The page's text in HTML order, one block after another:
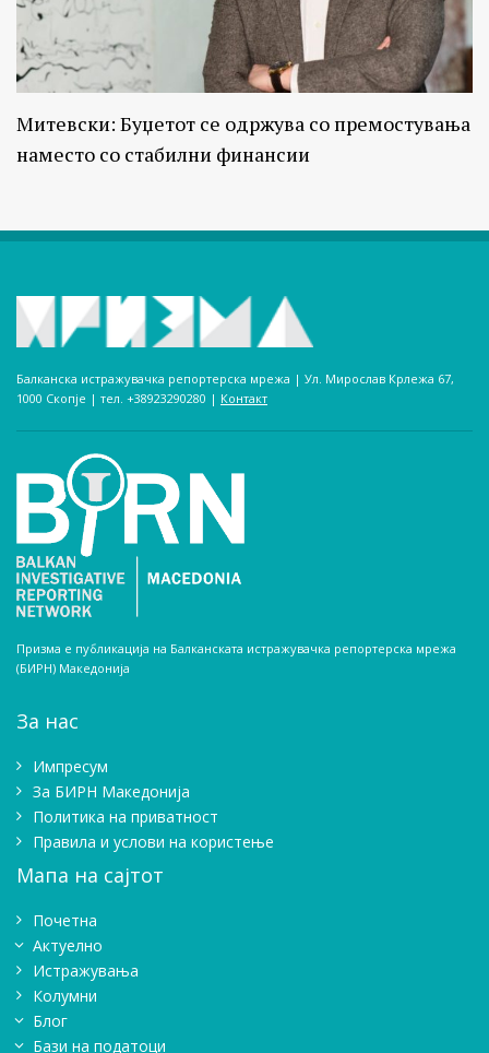
Митевски: Буџетот се одржува со премостувања
наместо со стабилни финансии
Балканска истражувачка репортерска мрежа | Ул. Мирослав Крлежа 67,
1000 Скопје | тел. +38923290280­ | Контакт
Призма е публикација на Балканската истражувачка репортерска мрежа
(БИРН) Македонија
За нас
Импресум
Зa БИРН Македонија
Политика на приватност
Правила и услови на користење
Мапа на сајтот
Почетна
Актуелно
Истражувањa
Колумни
Блог
Бази на податоци